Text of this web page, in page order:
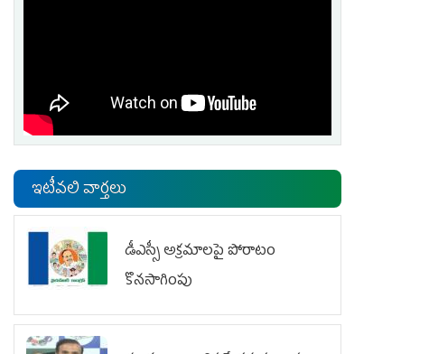
ఇటీవలి వార్తలు
డీఎస్సీ అక్రమాలపై పోరాటం
కొనసాగింపు